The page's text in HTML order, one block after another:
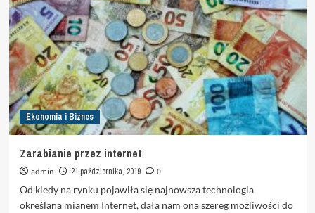
Ekonomia i Biznes
Zarabianie przez internet
admin 21 października, 2019
0
Od kiedy na rynku pojawiła się najnowsza technologia
określana mianem Internet, dała nam ona szereg możliwości do